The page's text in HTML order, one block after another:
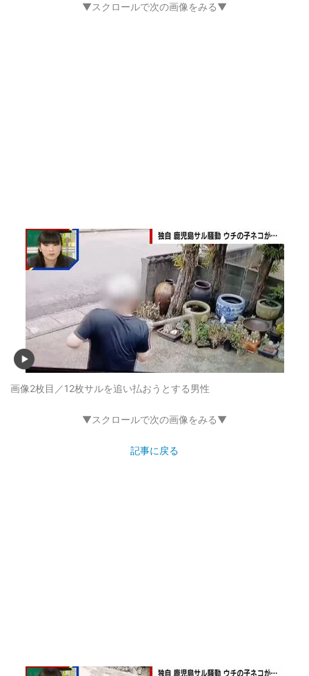
▼スクロールで次の画像をみる▼
画像2枚目／12枚サルを追い払おうとする男性
▼スクロールで次の画像をみる▼
記事に戻る